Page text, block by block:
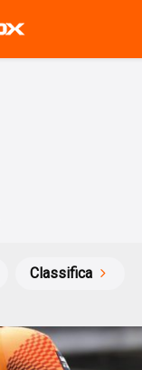
Classifica